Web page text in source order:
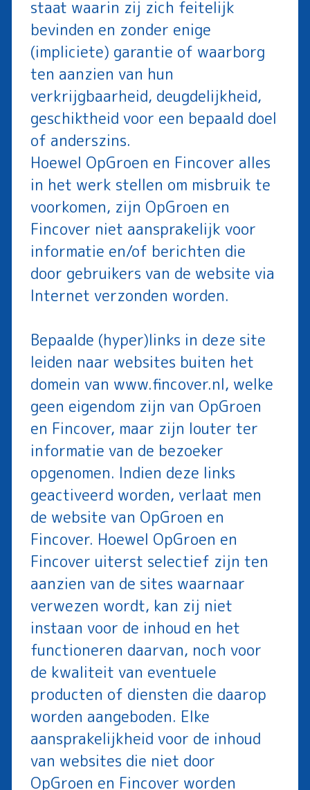
staat waarin zij zich feitelijk
bevinden en zonder enige
(impliciete) garantie of waarborg
ten aanzien van hun
verkrijgbaarheid, deugdelijkheid,
geschiktheid voor een bepaald doel
of anderszins.
Hoewel OpGroen en Fincover alles
in het werk stellen om misbruik te
voorkomen, zijn OpGroen en
Fincover niet aansprakelijk voor
informatie en/of berichten die
door gebruikers van de website via
Internet verzonden worden.
Bepaalde (hyper)links in deze site
leiden naar websites buiten het
domein van www.fincover.nl, welke
geen eigendom zijn van OpGroen
en Fincover, maar zijn louter ter
informatie van de bezoeker
opgenomen. Indien deze links
geactiveerd worden, verlaat men
de website van OpGroen en
Fincover. Hoewel OpGroen en
Fincover uiterst selectief zijn ten
aanzien van de sites waarnaar
verwezen wordt, kan zij niet
instaan voor de inhoud en het
functioneren daarvan, noch voor
de kwaliteit van eventuele
producten of diensten die daarop
worden aangeboden. Elke
aansprakelijkheid voor de inhoud
van websites die niet door
OpGroen en Fincover worden